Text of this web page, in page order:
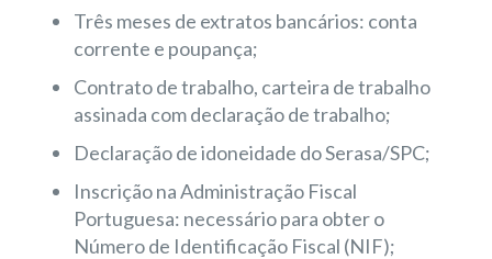
Três meses de extratos bancários: conta
corrente e poupança;
Contrato de trabalho, carteira de trabalho
assinada com declaração de trabalho;
Declaração de idoneidade do Serasa/SPC;
Inscrição na Administração Fiscal
Portuguesa: necessário para obter o
Número de Identificação Fiscal (NIF);